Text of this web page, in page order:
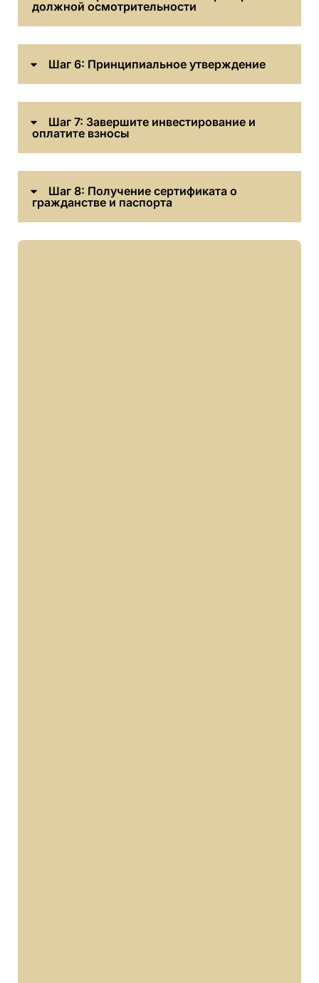
должной осмотрительности
Шаг 6: Принципиальное утверждение
Шаг 7: Завершите инвестирование и
оплатите взносы
Шаг 8: Получение сертификата о
гражданстве и паспорта